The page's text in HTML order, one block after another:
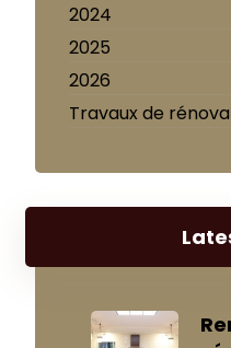
2024
2025
2026
Travaux de